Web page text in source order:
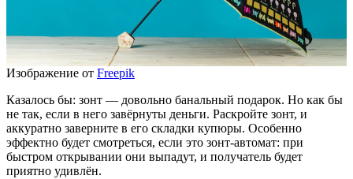
Изображение от Freepik
Казалось бы: зонт — довольно банальный подарок. Но как бы
не так, если в него завёрнуты деньги. Раскройте зонт, и
аккуратно заверните в его складки купюры. Особенно
эффектно будет смотреться, если это зонт-автомат: при
быстром открывании они выпадут, и получатель будет
приятно удивлён.